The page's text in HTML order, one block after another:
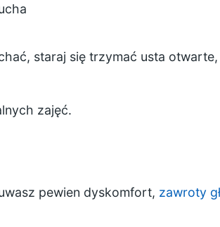
staraj się trzymać usta
zajęć.
pewien dyskomfort, zawroty